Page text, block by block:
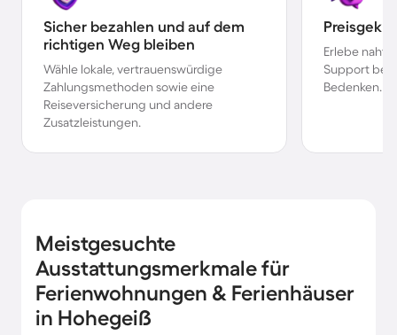
Sicher bezahlen und auf dem
richtigen Weg bleiben
Wähle lokale, vertrauenswürdige
Zahlungsmethoden sowie eine
Reiseversicherung und andere
Zusatzleistungen.
Erlebe
Support bei
Bedenken.
Meistgesuchte
Ausstattungsmerkmale für
Ferienwohnungen & Ferienhäuser
in Hohegeiß